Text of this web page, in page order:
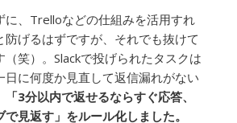
に、Trelloなどの仕組みを活用すれ
防げるはずですが、それでも抜けて
（笑）。Slackで投げられたタスクは
日に何度か見直して返信漏れがない
「3分以内で返せるならすぐ応答、
見返す」をルール化しました。